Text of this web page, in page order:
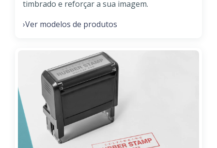
timbrado e reforçar a sua imagem.
›Ver modelos de produtos